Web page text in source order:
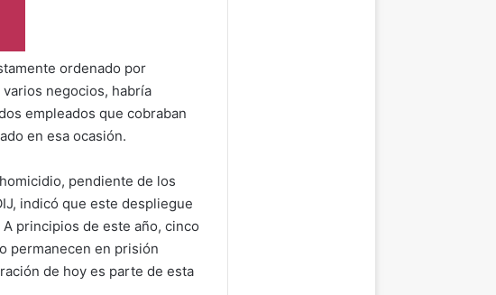
ordenado por
negocios, habría
empleados que cobraban
en esa ocasión.
pendiente de los
indicó que este despliegue
principios de este año, cinco
permanecen en prisión
de hoy es parte de esta